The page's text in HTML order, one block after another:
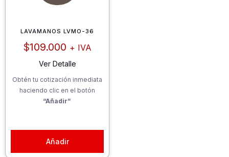
LAVAMANOS LVMO-36
$109.000 + IVA
Ver Detalle
Obtén tu cotización inmediata
haciendo clic en el botón
“Añadir”
Añadir